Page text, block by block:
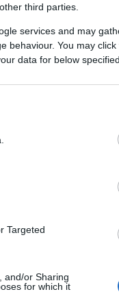
third parties.
services and may
behaviour. You may
data for below
Targeted
and/or Sharing
for which it
cambio de
tiene un
menos
en los